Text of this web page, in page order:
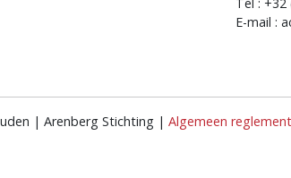
E-mail :
| Arenberg Stichting | Algemeen